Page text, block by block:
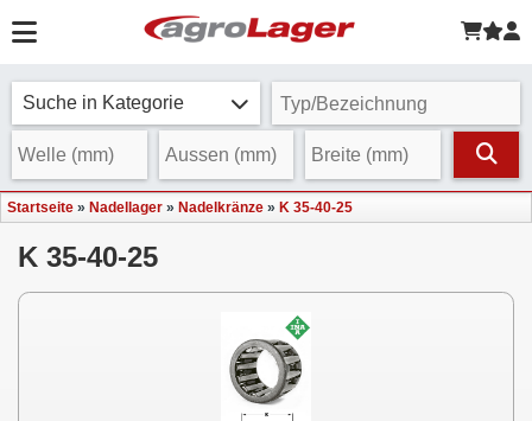
Suche in Kategorie
Startseite » Nadellager » Nadelkränze » K 35-40-25
K 35-40-25